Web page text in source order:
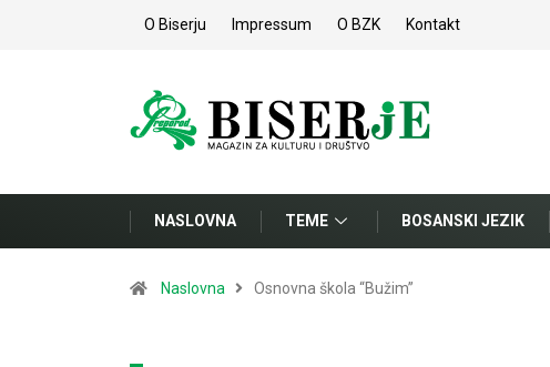
O Biserju Impressum O BZK Kontakt
NASLOVNA TEME BOSANSKI JEZIK
Naslovna Osnovna škola “Bužim”